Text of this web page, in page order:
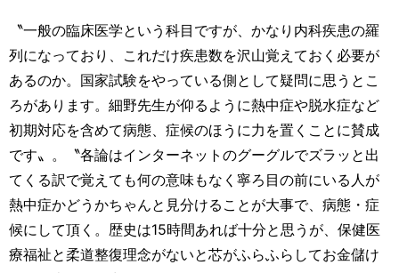
〝一般の臨床医学という科目ですが、かなり内科疾患の羅
列になっており、これだけ疾患数を沢山覚えておく必要が
あるのか。国家試験をやっている側として疑問に思うとこ
ろがあります。細野先生が仰るように熱中症や脱水症など
初期対応を含めて病態、症候のほうに力を置くことに賛成
です〟。〝各論はインターネットのグーグルでズラッと出
てくる訳で覚えても何の意味もなく寧ろ目の前にいる人が
熱中症かどうかちゃんと見分けることが大事で、病態・症
候にして頂く。歴史は15時間あれば十分と思うが、保健医
療福祉と柔道整復理念がないと芯がふらふらしてお金儲け